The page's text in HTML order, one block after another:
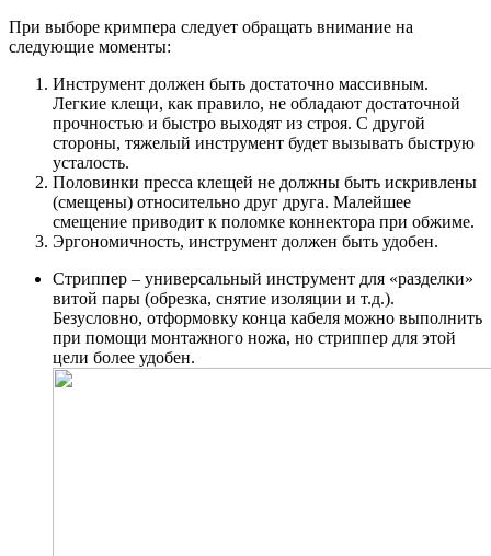
При выборе кримпера следует обращать внимание на
следующие моменты:
Инструмент должен быть достаточно массивным.
Легкие клещи, как правило, не обладают достаточной
прочностью и быстро выходят из строя. С другой
стороны, тяжелый инструмент будет вызывать быструю
усталость.
Половинки пресса клещей не должны быть искривлены
(смещены) относительно друг друга. Малейшее
смещение приводит к поломке коннектора при обжиме.
Эргономичность, инструмент должен быть удобен.
Стриппер – универсальный инструмент для «разделки»
витой пары (обрезка, снятие изоляции и т.д.).
Безусловно, отформовку конца кабеля можно выполнить
при помощи монтажного ножа, но стриппер для этой
цели более удобен.